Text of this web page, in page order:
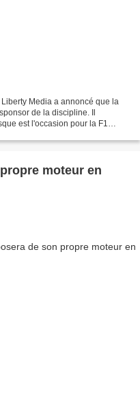
Media a annoncé que la
de la discipline. Il
est l'occasion pour la F1
moteur en